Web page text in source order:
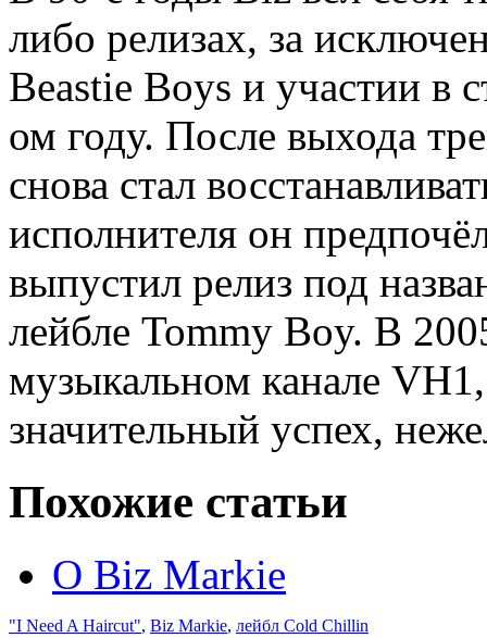
либо релизах, за
Beastie Boys и участии в
ом году. После выхода
снова стал
исполнителя он
выпустил релиз под
лейбле Tommy Boy. В
музыкальном канале
значительный успех,
Похожие статьи
О Biz Markie
"I Need A Haircut", Biz Markie, лейбл Cold Chillin